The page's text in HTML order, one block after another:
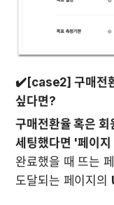
✔️[case2] 구매전
싶다면?
구매전환율 혹은 회
세팅했다면 '페이
완료했을 때 뜨는
도달되는 페이지의